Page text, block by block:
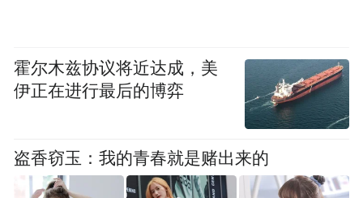
霍尔木兹协议将近达成，美
伊正在进行最后的博弈
盗香窃玉：我的青春就是赌出来的